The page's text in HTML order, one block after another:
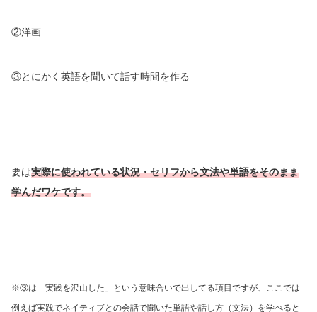
②洋画
③とにかく英語を聞いて話す時間を作る
要は実際に使われている状況・セリフから文法や単語をそのまま
学んだワケです。
※③は「実践を沢山した」という意味合いで出してる項目ですが、ここでは
例えば実践でネイティブとの会話で聞いた単語や話し方（文法）を学べると